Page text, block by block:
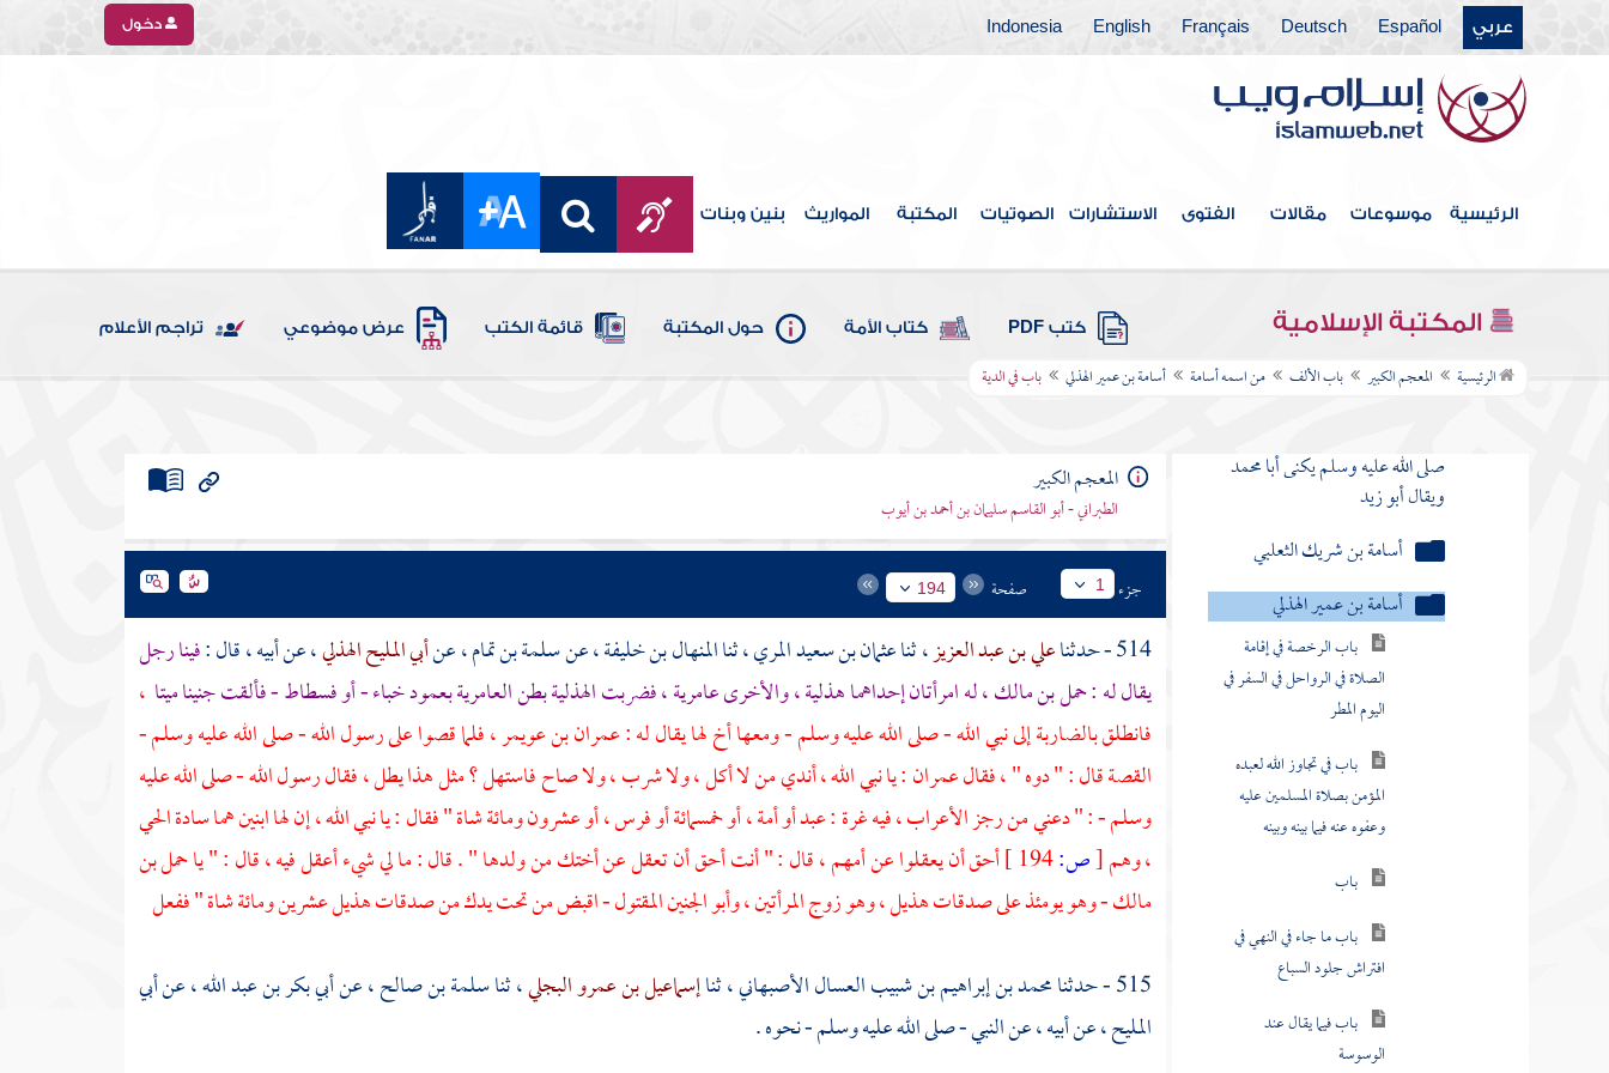
عربي Español
Deutsch
Français
English
Indonesia دخول
الرئيسية موسوعات مقالات الفتوى الاستشارات الصوتيات المكتبة المواريث بنين وبنات
المكتبة الإسلامية كتب PDF كتاب الأمة حول المكتبة قائمة الكتب عرض موضوعي تراجم الأعلام
الرئيسية المعجم الكبير باب الألف من اسمه أسامة أسامة بن عمير الهذلي باب في الدية
فهرس الكتاب
المقدمة
من اسمه أسامة
صلى الله عليه وسلم يكنى أبا محمد
ويقال أبو زيد
أسامة بن شريك الثعلبي
أسامة بن عمير الهذلي
باب الرخصة في إقامة
الصلاة في الرواحل في السفر في
اليوم المطر
باب في تجاوز الله لعبده
المؤمن بصلاة المسلمين عليه
وعفوه عنه فيما بينه وبينه
باب
باب ما جاء في النهي في
افتراش جلود السباع
باب فيما يقال عند
الوسوسة
المعجم الكبير
الطبراني - أبو القاسم سليمان بن أحمد بن أيوب
جزء 1 صفحة 194
514 - حدثنا علي بن عبد العزيز، ثناعثمان بن سعيد المري، ثناالمنهال بن خليفة، عنسلمة بن تمام، عنأبي المليح الهذلي، عن أبيه ، قال :فينا رجل
يقال له :حمل بن مالك، له امرأتان إحداهما هذلية ، والأخرى عامرية ، فضربت الهذلية بطن العامرية بعمود خباء - أو فسطاط - فألقت جنينا ميتا ،
فانطلق بالضاربة إلى نبي الله - صلى الله عليه وسلم - ومعها أخ لها يقال له :عمران بن عويمر، فلما قصوا على رسول الله - صلى الله عليه وسلم -
القصة قال : " دوه " ، فقالعمران: يا نبي الله ، أندي من لا أكل ، ولا شرب ، ولا صاح فاستهل ؟ مثل هذا يطل ، فقال رسول الله - صلى الله عليه
وسلم - : " دعني من رجز الأعراب ، فيه غرة : عبد أو أمة ، أو خمسمائة أو فرس ، أو عشرون ومائة شاة " فقال : يا نبي الله ، إن لها ابنين هما سادة الحي
، وهم[ص: أحق أن يعقلوا عن أمهم ، قال : " أنت أحق أن تعقل عن أختك من ولدها " . قال : ما لي شيء أعقل فيه ، قال : " ياحمل بن
مالك- وهو يومئذ على صدقاتهذيل، وهو زوج المرأتين ، وأبو الجنين المقتول - اقبض من تحت يدك من صدقاتهذيلعشرين ومائة شاة " ففعل
515 - حدثنا
محمد بن إبراهيم بن شبيب العسال الأصبهاني، ثناإسماعيل بن عمرو البجلي، ثناسلمة بن صالح، عنأبي بكر بن عبد الله، عنأبي
المليح، عن أبيه ، عن النبي - صلى الله عليه وسلم - نحوه .